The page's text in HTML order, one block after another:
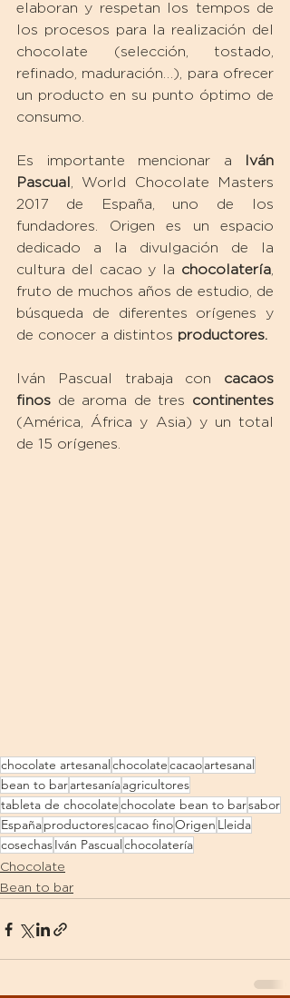
elaboran y respetan los tempos de
los procesos para la realización del
chocolate (selección, tostado,
refinado, maduración…), para ofrecer
un producto en su punto óptimo de
consumo.
Es importante mencionar a
Iván
Pascual , World Chocolate Masters
2017 de España, uno de los
fundadores. Origen es un espacio
dedicado a la divulgación de la
cultura del cacao y la chocolatería,
fruto de muchos años de estudio, de
búsqueda de diferentes orígenes y
de conocer a distintos productores.
Iván Pascual trabaja con cacaos
finos de aroma de tres continentes
(América, África y Asia) y un total
de 15 orígenes.
chocolate artesanal chocolatecacaoartesanal
bean to barartesaníaagricultores
tableta de chocolatechocolate bean to barsabor
Españaproductorescacao finoOrigen Lleida
cosechasIván Pascual chocolatería
Chocolate
Bean to bar